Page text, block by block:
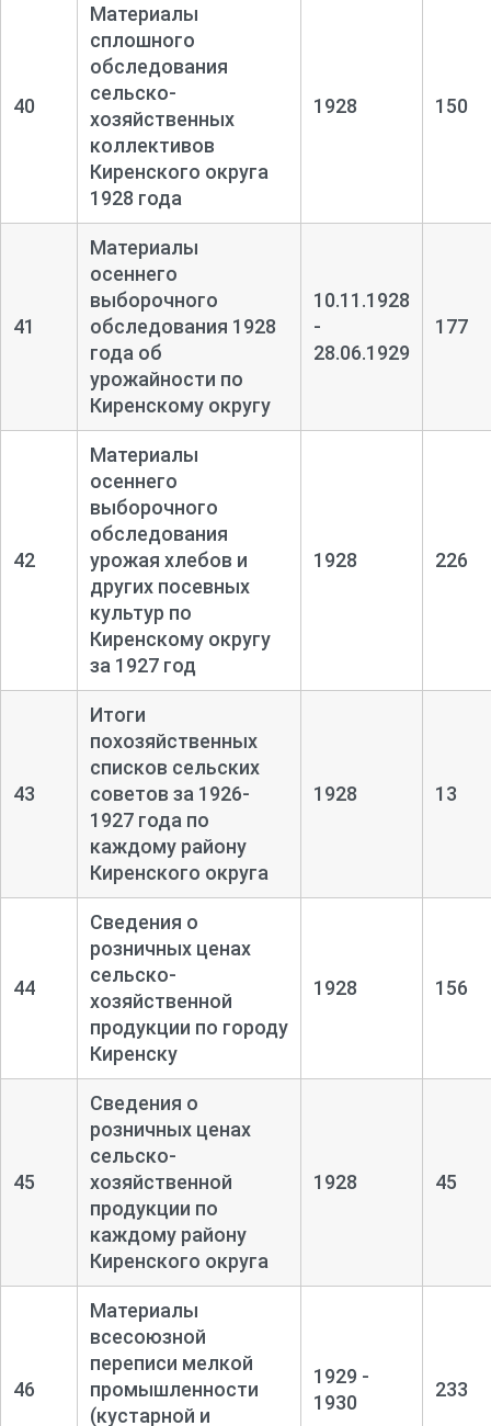
40
Материалы
сплошного
обследования
сельско-
хозяйственных
коллективов
Киренского округа
1928 года
1928 150
41
Материалы
осеннего
выборочного
обследования 1928
года об
урожайности по
Киренскому округу
10.11.1928
-
28.06.1929
177
42
Материалы
осеннего
выборочного
обследования
урожая хлебов и
других посевных
культур по
Киренскому округу
за 1927 год
1928 226
43
Итоги
похозяйственных
списков сельских
советов за 1926-
1927 года по
каждому району
Киренского округа
1928 13
44
Сведения о
розничных ценах
сельско-
хозяйственной
продукции по городу
Киренску
1928 156
45
Сведения о
розничных ценах
сельско-
хозяйственной
продукции по
каждому району
Киренского округа
1928 45
46
Материалы
всесоюзной
переписи мелкой
промышленности
(кустарной и
1929 -
1930
233